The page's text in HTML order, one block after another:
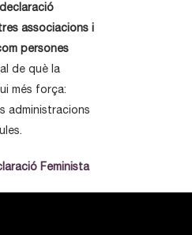
associacions i
persones
de què la
més força:
administracions
Feminista